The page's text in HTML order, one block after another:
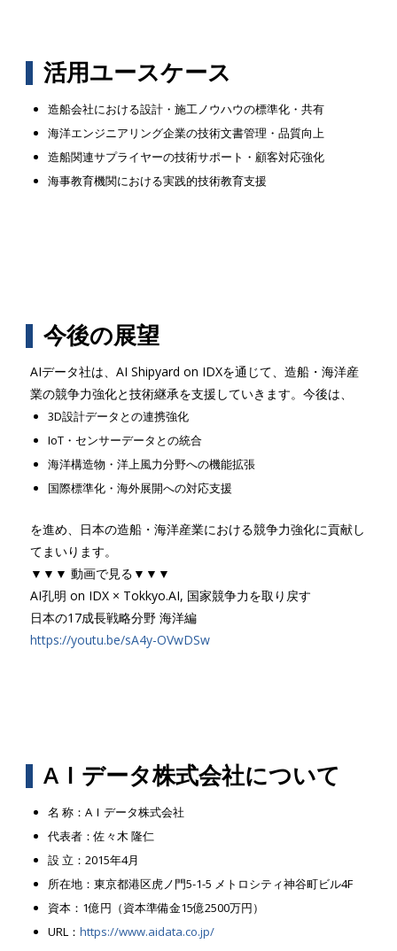
活用ユースケース
造船会社における設計・施工ノウハウの標準化・共有
海洋エンジニアリング企業の技術文書管理・品質向上
造船関連サプライヤーの技術サポート・顧客対応強化
海事教育機関における実践的技術教育支援
今後の展望
AIデータ社は、AI Shipyard on IDXを通じて、造船・海洋産
業の競争力強化と技術継承を支援していきます。今後は、
3D設計データとの連携強化
IoT・センサーデータとの統合
海洋構造物・洋上風力分野への機能拡張
国際標準化・海外展開への対応支援
を進め、日本の造船・海洋産業における競争力強化に貢献し
てまいります。
▼▼▼ 動画で見る▼▼▼
AI孔明 on IDX × Tokkyo.AI, 国家競争力を取り戻す
日本の17成長戦略分野 海洋編
https://youtu.be/sA4y-OVwDSw
AＩデータ株式会社について
名 称：AＩデータ株式会社
代表者：佐々木 隆仁
設 立：2015年4月
所在地：東京都港区虎ノ門5-1-5 メトロシティ神谷町ビル4F
資本：1億円（資本準備金15億2500万円）
URL： https://www.aidata.co.jp/